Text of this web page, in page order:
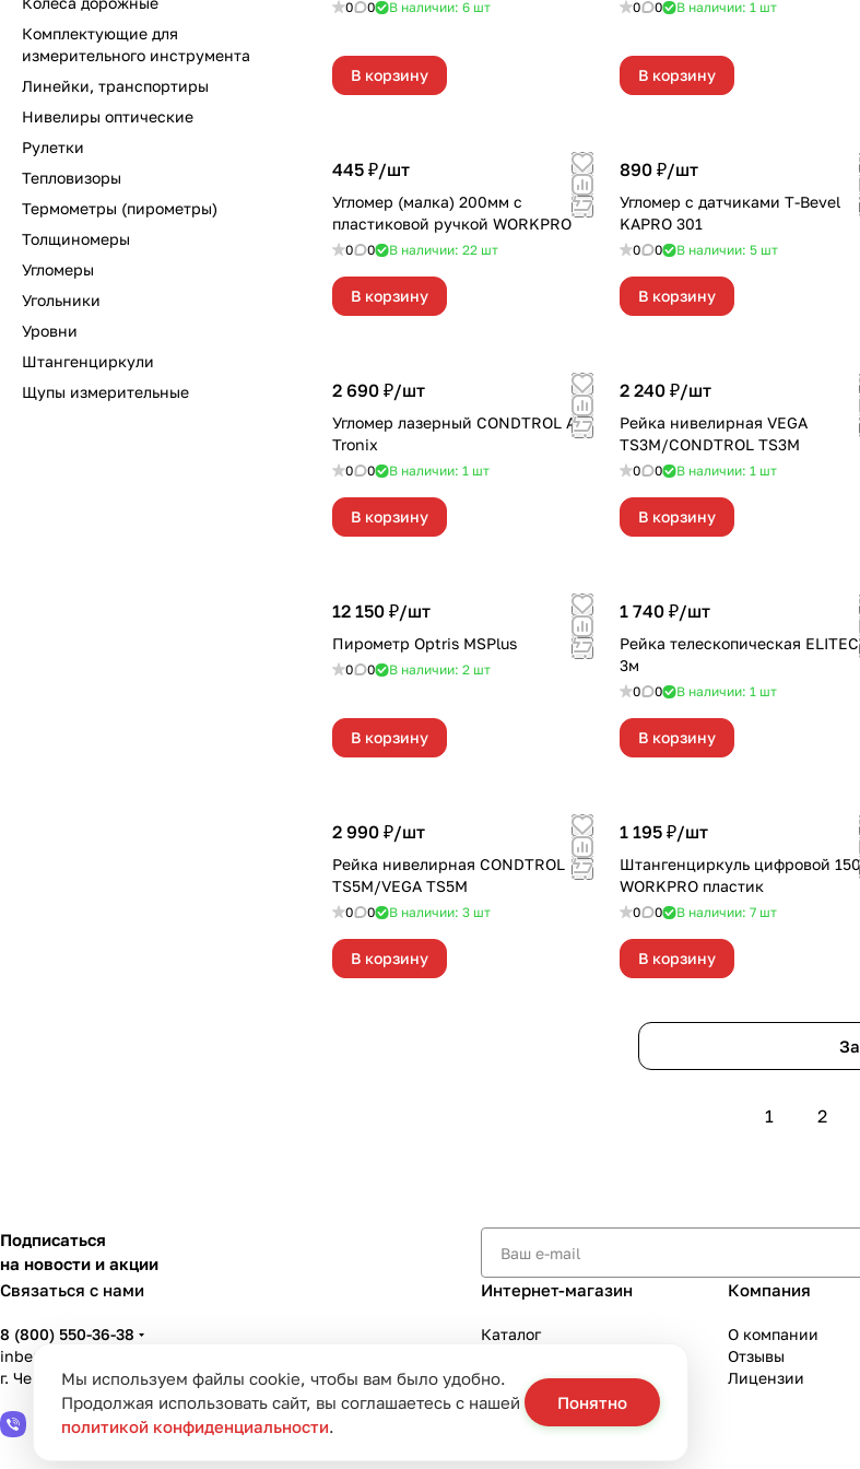
Мы используем файлы cookie, чтобы вам было удобно.
Продолжая использовать сайт, вы соглашаетесь с нашей
политикой конфиденциальности.
Понятно
0 0 В наличии: 6 шт
В корзину
0 0 В наличии: 1 шт
В корзину
445 ₽/шт
Угломер (малка) 200мм с
пластиковой ручкой WORKPRO
0 0 В наличии: 22 шт
В корзину
890 ₽/шт
Угломер с датчиками T-Bevel
KAPRO 301
0 0 В наличии: 5 шт
В корзину
2 690 ₽/шт
Угломер лазерный CONDTROL A-
Tronix
0 0 В наличии: 1 шт
В корзину
2 240 ₽/шт
Рейка нивелирная VEGA
TS3М/CONDTROL TS3M
0 0 В наличии: 1 шт
В корзину
12 150 ₽/шт
Пирометр Optris MSPlus
0 0 В наличии: 2 шт
В корзину
1 740 ₽/шт
Рейка телескопическая
3м
0 0 В наличии: 1 шт
В корзину
2 990 ₽/шт
Рейка нивелирная CONDTROL
TS5M/VEGA TS5M
0 0 В наличии: 3 шт
В корзину
1 195 ₽/шт
Штангенциркуль цифровой
WORKPRO пластик
0 0 В наличии: 7 шт
В корзину
1 2
Комплектующие для
измерительного инструмента
Линейки, транспортиры
Нивелиры оптические
Рулетки
Тепловизоры
Термометры (пирометры)
Толщиномеры
Угломеры
Угольники
Уровни
Штангенциркули
Щупы измерительные
Подписаться
на новости и акции
Связаться с нами
8 (800) 550-36-38
inbenzo35@list.ru
г. Череповец, ул. Вологодская, д. 50А
Интернет-магазин
Каталог
Бренды
Услуги
Компания
О компании
Отзывы
Лицензии